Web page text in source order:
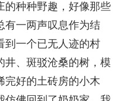
的种种野趣，好像那些
有一两声叹息作为结
到一个已无人迹的村
井、斑驳沧桑的树，模
好的土砖房的小木